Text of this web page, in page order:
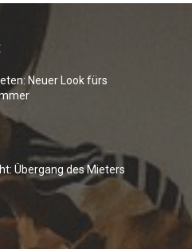
Neuer Look fürs
Übergang des Mieters